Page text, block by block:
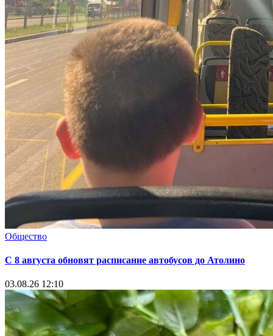
Общество
С 8 августа обновят расписание автобусов до Атолино
03.08.26 12:10